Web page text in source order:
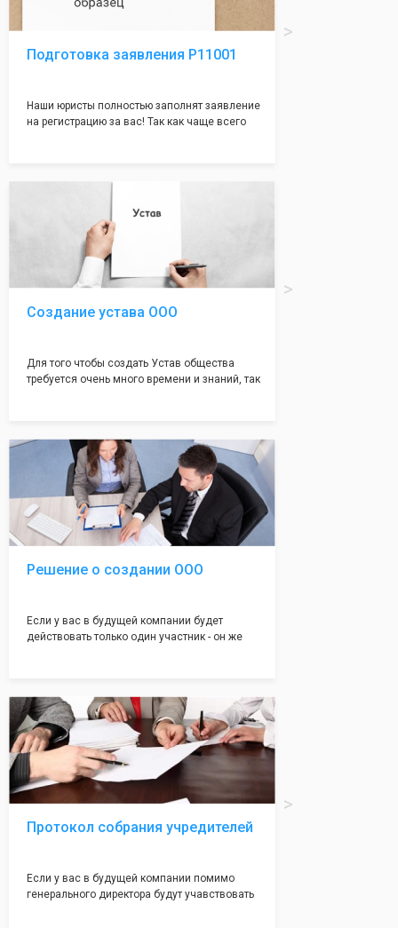
Подготовка заявления Р11001
Наши юристы полностью заполнят заявление
на регистрацию за вас! Так как чаще всего
большая часть отказов - наши юристы с
оформление самого сложного документа на
себя! Многолетний опыт работы наших
юристов позволяет оформлять заявление без
ошибок, тем самым гарантируя вам
успешную регистрацию в налоговой
Создание устава ООО
Для того чтобы создать Устав общества
требуется очень много времени и знаний, так
Наша компания предоставит вам свой
уникальный Устав Общества, который
подойдет для любой компании. Устав,
сделанный нашими профессиональными
юристами, успешно проходит регистрацию в
налоговой инспекции!
Решение о создании ООО
Если у вас в будущей компании будет
действовать только один участник - он же
грамотно составят данное заявление, а Вам
нужно будет только поставить подпись на
нём!
Протокол собрания учредителей
Если у вас в будущей компании помимо
генерального директора будут учавствовать